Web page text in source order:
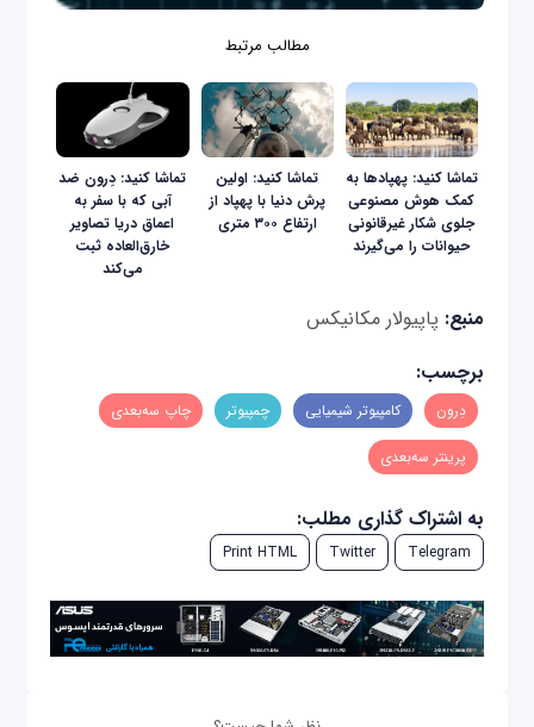
مطالب مرتبط
تماشا کنید: پهپادها به
کمک هوش مصنوعی
جلوی شکار غیرقانونی
حیوانات را می‌گیرند
تماشا کنید: اولین
پرش دنیا با پهپاد از
ارتفاع ۳۰۰ متری
تماشا کنید: دِرون ضد
آبی که با سفر به
اعماق دریا تصاویر
خارق‌العاده ثبت
می‌کند
منبع: پاپیولار مکانیکس
برچسب:
دِرون کامپیوتر شیمیایی چمپیوتر چاپ سه‌بعدی
پرینتر سه‌بعدی
به اشتراک گذاری مطلب:
Telegram
Twitter
Print HTML